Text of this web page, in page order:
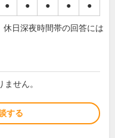
● ● ● ● ●
日深夜時間帯の回答には
せん。
する